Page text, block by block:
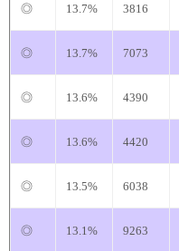
◎ 13.7% 3816
◎ 13.7% 7073
◎ 13.6% 4390
◎ 13.6% 4420
◎ 13.5% 6038
◎ 13.1% 9263